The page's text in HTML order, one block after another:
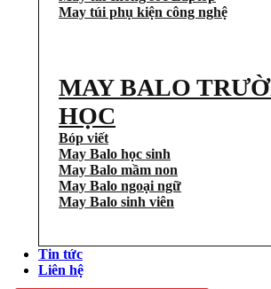
May túi phụ kiện công nghệ
MAY BALO
HỌC
Bóp viết
May Balo học sinh
May Balo mầm non
May Balo ngoại ngữ
May Balo sinh viên
Tin tức
Liên hệ